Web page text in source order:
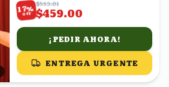
17%
OFF
$553.01
$459.00
¡PEDIR AHORA!
ENTREGA URGENTE